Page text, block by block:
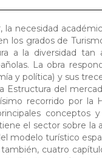
necesidad
los grados de
a la diversidad tan
La obra
y política) y sus
del
recorrido por la
conceptos y
el sector sobre la
modelo turístico
cuatro